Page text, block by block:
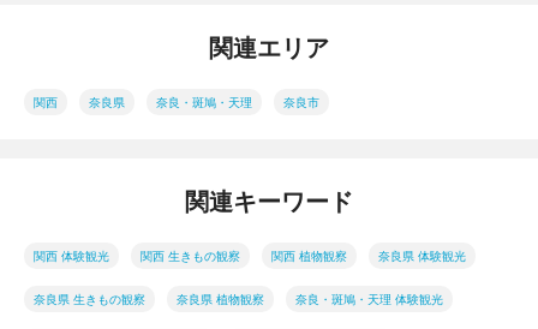
関連エリア
関西 奈良県 奈良・斑鳩・天理 奈良市
関連キーワード
関西 体験観光 関西 生きもの観察 関西 植物観察 奈良県 体験観光
奈良県 生きもの観察 奈良県 植物観察 奈良・斑鳩・天理 体験観光